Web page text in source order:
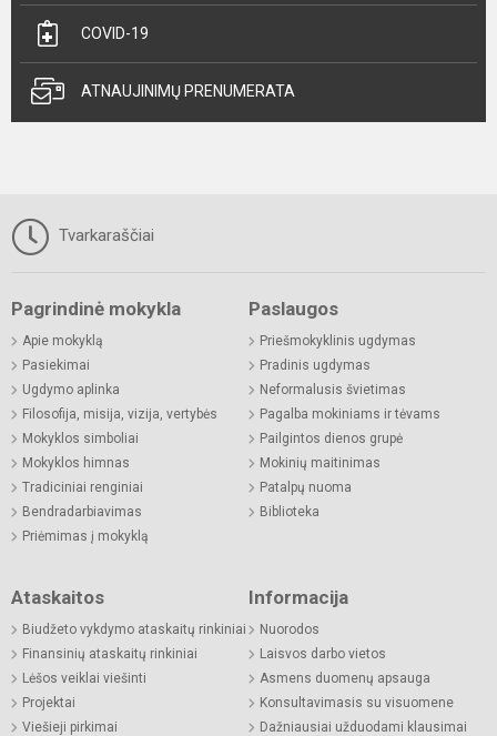
COVID-19
ATNAUJINIMŲ PRENUMERATA
Tvarkaraščiai
Pagrindinė mokykla
Apie mokyklą
Pasiekimai
Ugdymo aplinka
Filosofija, misija, vizija, vertybės
Mokyklos simboliai
Mokyklos himnas
Tradiciniai renginiai
Bendradarbiavimas
Priėmimas į mokyklą
Paslaugos
Priešmokyklinis ugdymas
Pradinis ugdymas
Neformalusis švietimas
Pagalba mokiniams ir tėvams
Pailgintos dienos grupė
Mokinių maitinimas
Patalpų nuoma
Biblioteka
Ataskaitos
Biudžeto vykdymo ataskaitų rinkiniai
Finansinių ataskaitų rinkiniai
Lėšos veiklai viešinti
Projektai
Viešieji pirkimai
Informacija
Nuorodos
Laisvos darbo vietos
Asmens duomenų apsauga
Konsultavimasis su visuomene
Dažniausiai užduodami klausimai